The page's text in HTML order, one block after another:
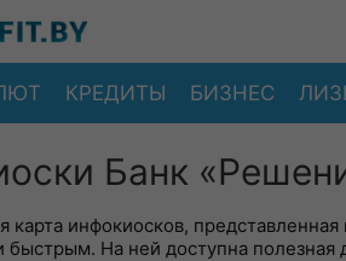
КРЕДИТЫ БИЗНЕС
Банк
карта инфокиосков,
На ней доступна полезная